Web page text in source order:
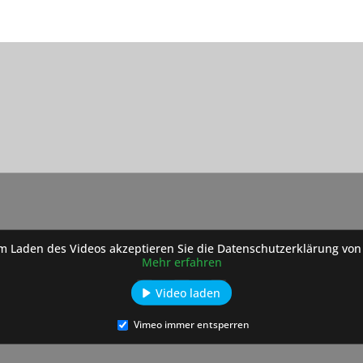
Laden des Videos akzeptieren Sie die Datenschutzerklärung von
Mehr erfahren
Video laden
Vimeo immer entsperren